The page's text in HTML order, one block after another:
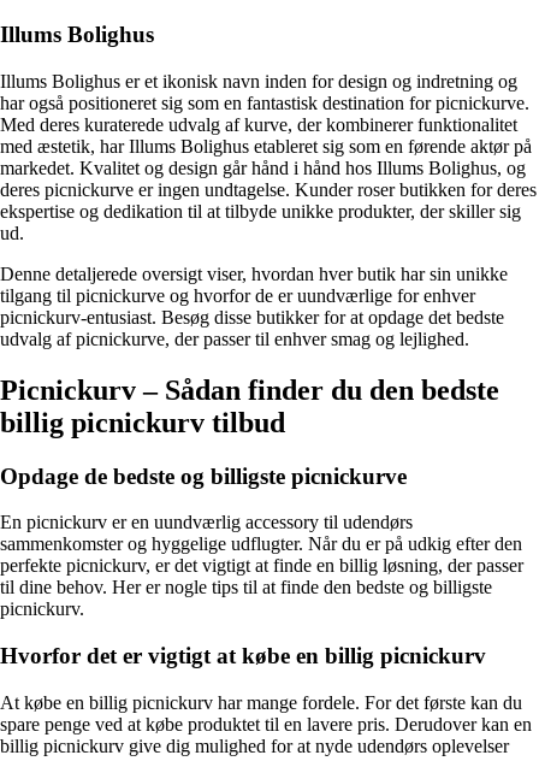
Illums Bolighus
Illums Bolighus er et ikonisk navn inden for design og indretning og
har også positioneret sig som en fantastisk destination for picnickurve.
Med deres kuraterede udvalg af kurve, der kombinerer funktionalitet
med æstetik, har Illums Bolighus etableret sig som en førende aktør på
markedet. Kvalitet og design går hånd i hånd hos Illums Bolighus, og
deres picnickurve er ingen undtagelse. Kunder roser butikken for deres
ekspertise og dedikation til at tilbyde unikke produkter, der skiller sig
ud.
Denne detaljerede oversigt viser, hvordan hver butik har sin unikke
tilgang til picnickurve og hvorfor de er uundværlige for enhver
picnickurv-entusiast. Besøg disse butikker for at opdage det bedste
udvalg af picnickurve, der passer til enhver smag og lejlighed.
Picnickurv – Sådan finder du den bedste
billig picnickurv tilbud
Opdage de bedste og billigste picnickurve
En picnickurv er en uundværlig accessory til udendørs
sammenkomster og hyggelige udflugter. Når du er på udkig efter den
perfekte picnickurv, er det vigtigt at finde en billig løsning, der passer
til dine behov. Her er nogle tips til at finde den bedste og billigste
picnickurv.
Hvorfor det er vigtigt at købe en billig picnickurv
At købe en billig picnickurv har mange fordele. For det første kan du
spare penge ved at købe produktet til en lavere pris. Derudover kan en
billig picnickurv give dig mulighed for at nyde udendørs oplevelser